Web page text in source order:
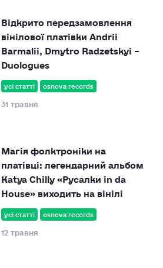
усі статті osnova records
31 травня
Відкрито передзамовлення
вінілової платівки Andrii
Barmalii, Dmytro Radzetskyi –
Duologues
усі статті osnova records
12 травня
Магія фолктроніки на
платівці: легендарний альбом
Katya Chilly «Русалки in da
House» виходить на вінілі